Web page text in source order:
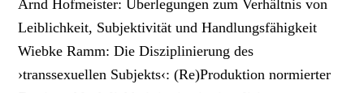
Arnd Hofmeister: Überlegungen zum Verhältnis von
Leiblichkeit, Subjektivität und Handlungsfähigkeit
Wiebke Ramm: Die Disziplinierung des
›transsexuellen Subjekts‹: (Re)Produktion normierter